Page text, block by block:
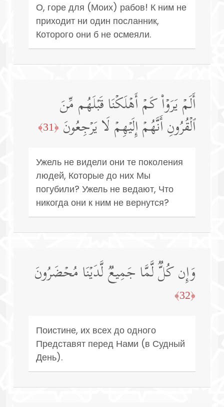
О, горе для (Моих) рабов! К ним не
приходит ни один посланник,
Которого они б не осмеяли.
أَلَمۡ یَرَوۡا۟ كَمۡ أَهۡلَكۡنَا قَبۡلَهُم مِّنَ
ٱلۡقُرُونِ أَنَّهُمۡ إِلَیۡهِمۡ لَا یَرۡجِعُونَ ﴿31﴾
Ужель не видели они те поколения
людей, Которые до них Мы
погубили? Ужель не ведают, Что
никогда они к ним не вернутся?
وَإِن كُلࣱّ لَّمَّا جَمِیعࣱ لَّدَیۡنَا مُحۡضَرُونَ
﴿32﴾
Поистине, их всех до одного
Представят перед Нами (в Судный
День).